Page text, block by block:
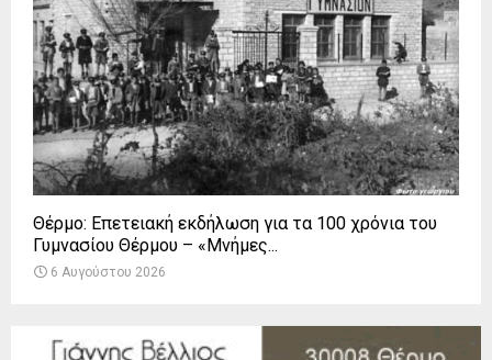
Θέρμο: Επετειακή εκδήλωση για τα 100 χρόνια του
Γυμνασίου Θέρμου – «Μνήμες...
6 Αυγούστου 2026